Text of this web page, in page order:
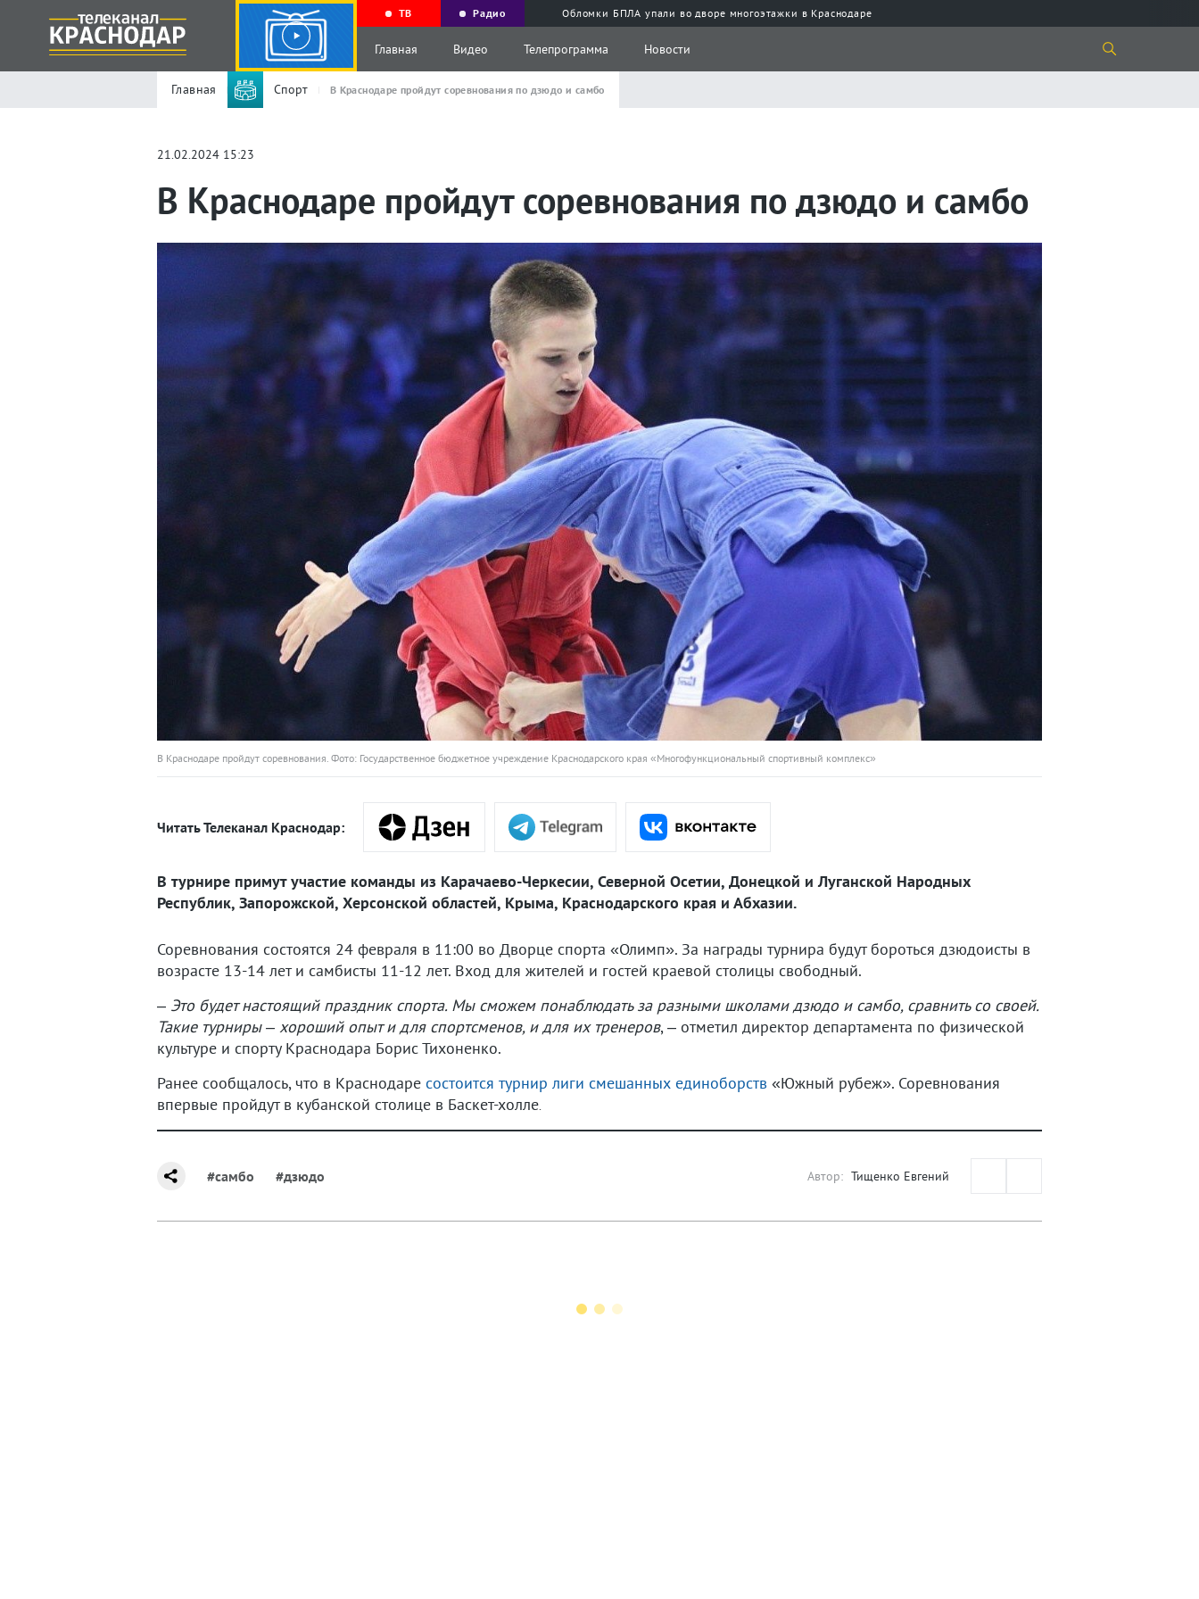
ТВ Радио Обломки БПЛА упали во дворе многоэтажки в Краснодаре
Главная Видео Телепрограмма Новости
Главная Спорт В Краснодаре пройдут соревнования по дзюдо и самбо
21.02.2024 15:23
В Краснодаре пройдут соревнования по дзюдо и самбо
В Краснодаре пройдут соревнования. Фото: Государственное бюджетное учреждение Краснодарского края «Многофункциональный спортивный комплекс»
Читать Телеканал Краснодар:
В турнире примут участие команды из Карачаево-Черкесии, Северной Осетии, Донецкой и Луганской Народных
Республик, Запорожской, Херсонской областей, Крыма, Краснодарского края и Абхазии.
Соревнования состоятся 24 февраля в 11:00 во Дворце спорта «Олимп». За награды турнира будут бороться дзюдоисты в
возрасте 13-14 лет и самбисты 11-12 лет. Вход для жителей и гостей краевой столицы свободный.
– Это будет настоящий праздник спорта. Мы сможем понаблюдать за разными школами дзюдо и самбо, сравнить со своей.
Такие турниры – хороший опыт и для спортсменов, и для их тренеров, – отметил директор департамента по физической
культуре и спорту Краснодара Борис Тихоненко.
Ранее сообщалось, что в Краснодаре состоится турнир лиги смешанных единоборств «Южный рубеж». Соревнования
впервые пройдут в кубанской столице в Баскет-холле.
#самбо #дзюдо Автор: Тищенко Евгений